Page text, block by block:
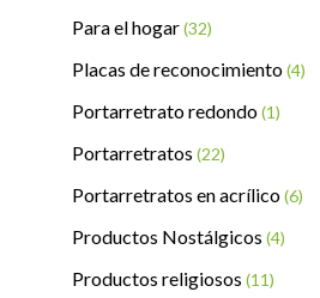
Para el hogar(32)
Placas de reconocimiento(4)
Portarretrato redondo(1)
Portarretratos (22)
Portarretratos en acrílico(6)
Productos Nostálgicos (4)
Productos religiosos (11)